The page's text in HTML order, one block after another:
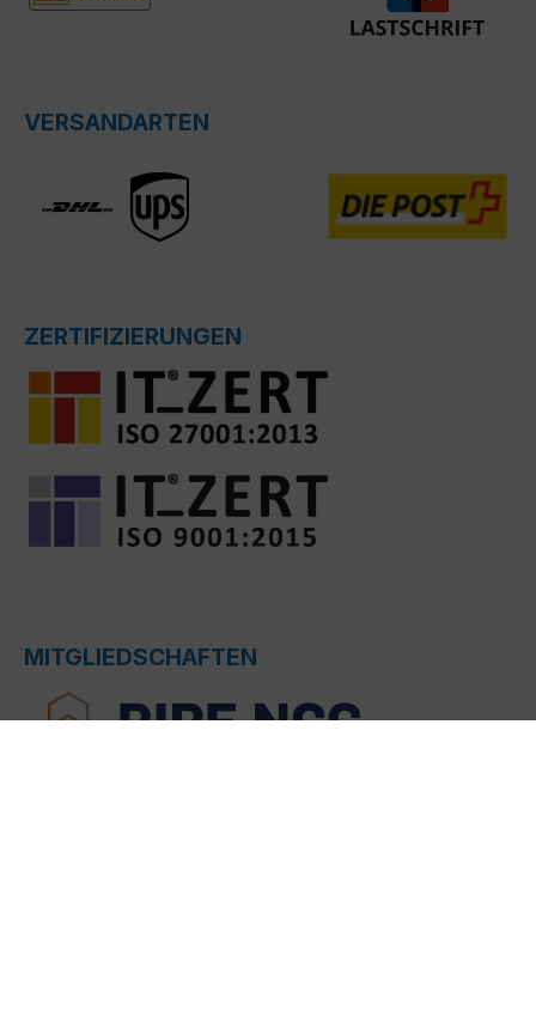
VERSANDARTEN
ZERTIFIZIERUNGEN
MITGLIEDSCHAFTEN